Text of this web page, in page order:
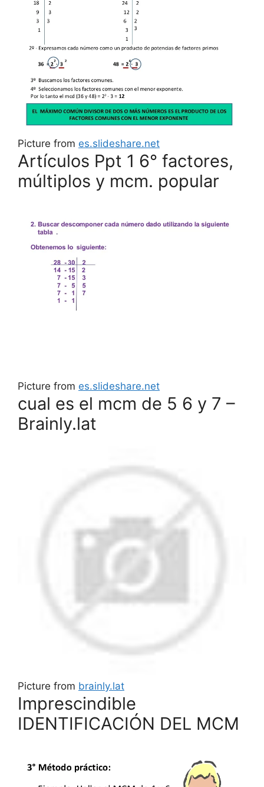
Picture from es.slideshare.net
Artículos Ppt 1 6° factores,
múltiplos y mcm. popular
Picture from es.slideshare.net
cual es el mcm de 5 6 y 7 –
Brainly.lat
Picture from brainly.lat
Imprescindible
IDENTIFICACIÓN DEL MCM